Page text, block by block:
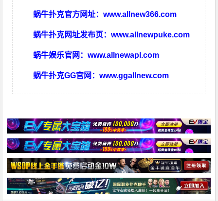
蜗牛扑克官方网址：www.allnew366.com
蜗牛扑克网址发布页：www.allnewpuke.com
蜗牛娱乐官网：www.allnewapl.com
蜗牛扑克GG官网：www.ggallnew.com